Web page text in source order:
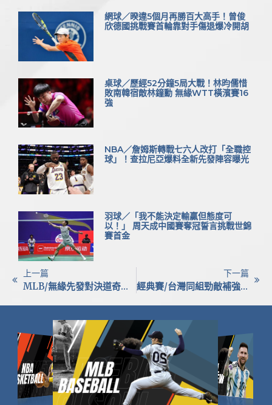
網球／暌違5個月再勝百大高手！曾俊
欣德國挑戰賽首輪靠對手傷退爆冷開胡
桌球／歷經52分鐘5局大戰！林昀儒惜
敗南韓宿敵林鐘勳 無緣WTT橫濱賽16
強
NBA／詹姆斯轉戰七六人改打「全職控
球」！查拉尼亞爆料全新先發陣容曝光
羽球／「我不能決定輸贏但態度可
以！」 周天成中國賽奪冠誓言挑戰世錦
賽首金
上一篇
MLB/無緣先發對決道奇！台灣好手鄧愷威展現成熟心態
下一篇
經典賽/台灣同組勁敵補強！韓裔外野手瓊斯願披南韓戰袍